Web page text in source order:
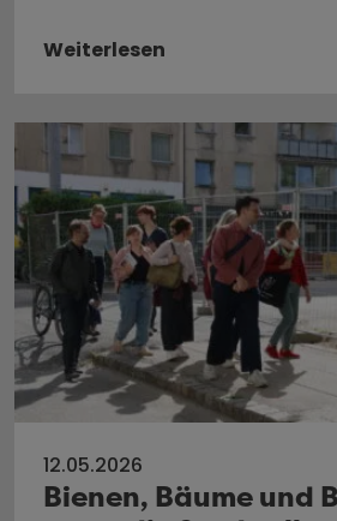
Weiterlesen
12.05.2026
Bienen, Bäume und